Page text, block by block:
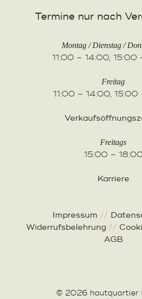
Termine nur nach
Montag / Dienstag /
11:00 – 14:00,
Freitag
11:00 – 14:00, 15:00
Freitags
15:00 –
Karriere
Impressum //
Widerrufsbelehrung //
AGB
© 2026 hautquartier